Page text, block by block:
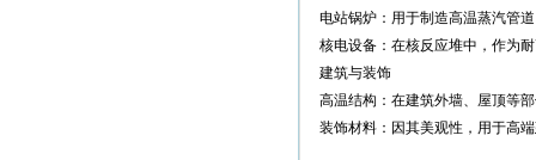
电站锅炉：用于制造高温蒸汽管
核电设备：在核反应堆中，作为
建筑与装饰
高温结构：在建筑外墙、屋顶等
装饰材料：因其美观性，用于高